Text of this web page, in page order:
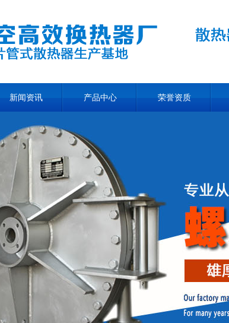
新闻资讯 产品中心 荣誉资质